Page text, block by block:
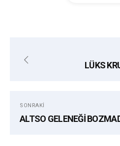
LÜKS
SONRAKI
ALTSO GELENEĞİ